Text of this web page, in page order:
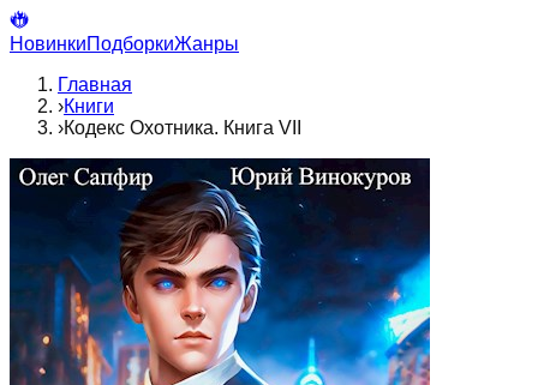
НовинкиПодборкиЖанры
Главная
›Книги
›Кодекс Охотника. Книга VII